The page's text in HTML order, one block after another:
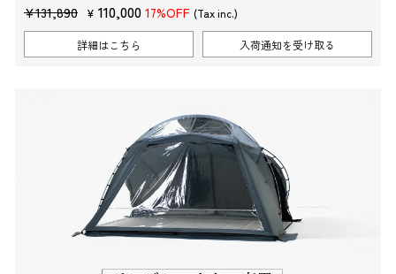
販
売
価
¥131,890 セ
ー
ル
¥ 110,000 17%OFF (Tax inc.)
詳細はこちら 入荷通知を受け取る